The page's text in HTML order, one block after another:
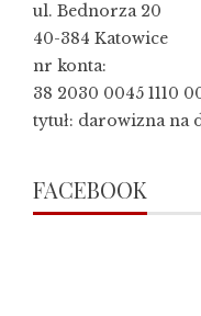
ul. Bednorza 20
40-384 Katowice
nr konta:
38 2030 0045 1110
tytuł: darowizna na
FACEBOOK